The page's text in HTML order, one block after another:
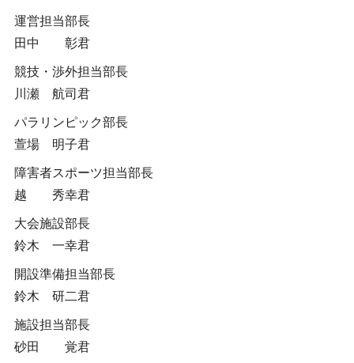
運営担当部長
田中 彰君
競技・渉外担当部長
川瀬 航司君
パラリンピック部長
萱場 明子君
障害者スポーツ担当部長
越 秀幸君
大会施設部長
鈴木 一幸君
開設準備担当部長
鈴木 研二君
施設担当部長
砂田 覚君